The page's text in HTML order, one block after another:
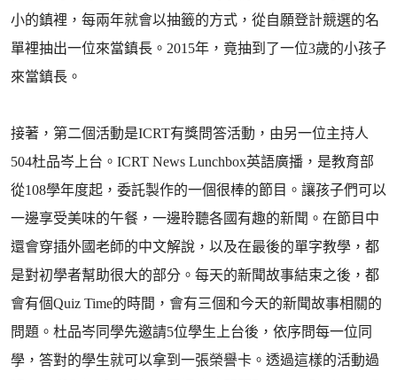
小的鎮裡，每兩年就會以抽籤的方式，從自願登計競選的名
單裡抽出一位來當鎮長。2015年，竟抽到了一位3歲的小孩子
來當鎮長。
接著，第二個活動是ICRT有獎問答活動，由另一位主持人
504杜品岑上台。ICRT News Lunchbox英語廣播，是教育部
從108學年度起，委託製作的一個很棒的節目。讓孩子們可以
一邊享受美味的午餐，一邊聆聽各國有趣的新聞。在節目中
還會穿插外國老師的中文解說，以及在最後的單字教學，都
是對初學者幫助很大的部分。每天的新聞故事結束之後，都
會有個Quiz Time的時間，會有三個和今天的新聞故事相關的
問題。杜品岑同學先邀請5位學生上台後，依序問每一位同
學，答對的學生就可以拿到一張榮譽卡。透過這樣的活動過